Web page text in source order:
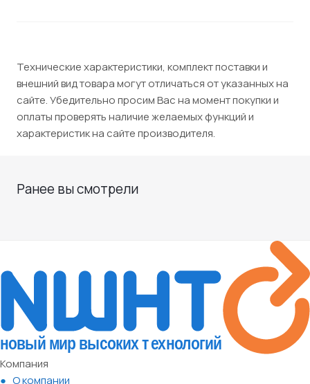
Технические характеристики, комплект поставки и
внешний вид товара могут отличаться от указанных на
сайте. Убедительно просим Вас на момент покупки и
оплаты проверять наличие желаемых функций и
характеристик на сайте производителя.
Ранее вы смотрели
Компания
О компании